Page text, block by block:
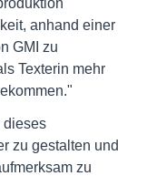
anhand einer
GMI zu
Texterin mehr
dieses
zu gestalten und
zu